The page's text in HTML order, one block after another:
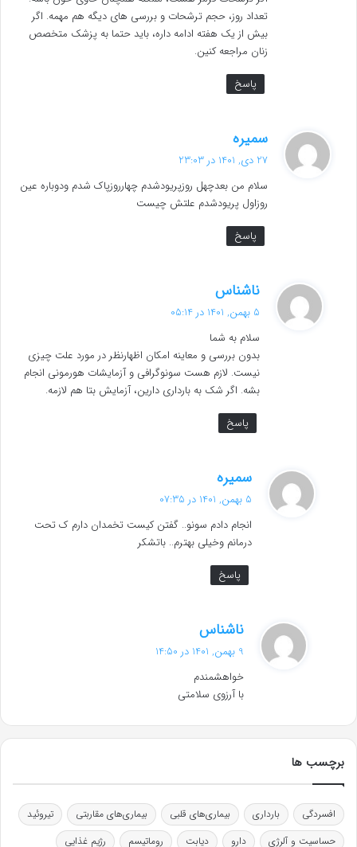
تعداد روز، حجم ترشحات و بررسی های دیگه هم مهمه. اگر
بیش از یک هفته ادامه داره، باید حتما به پزشک متخصص
زنان مراجعه کنین.
پاسخ
سمیره
:
27 دی, 1401 در 23:03
سلام من بعدچهل روزپریودشدم چهارروزپاک شدم ودوباره عین
روزاول پریودشدم علتش چیست
پاسخ
ناشناس
ف
:
5 بهمن, 1401 در 05:14
سلام به شما
بدون بررسی و معاینه امکان اظهارنظر در مورد علت چیزی
نیست. لازم هست سونوگرافی و آزمایشات هورمونی انجام
بشه. اگر شک به بارداری دارین، آزمایش بتا هم لازمه.
پاسخ
سمیره
ف
:
5 بهمن, 1401 در 07:35
انجام دادم سونو.. گفتن کیست تخمدان دارم ک تحت
درمانم وخیلی بهترم.. باتشکر
پاسخ
ناشناس
ف
:
9 بهمن, 1401 در 14:50
خواهشمندم
با آرزوی سلامتی
برچسب ها
افسردگی بارداری بیماری‌های قلبی بیماری‌های مقاربتی
تیروئید
حساسیت و آلرژی
دارو دیابت روماتیسم
رژیم غذایی